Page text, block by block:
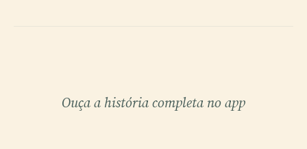
Ouça a história completa no app